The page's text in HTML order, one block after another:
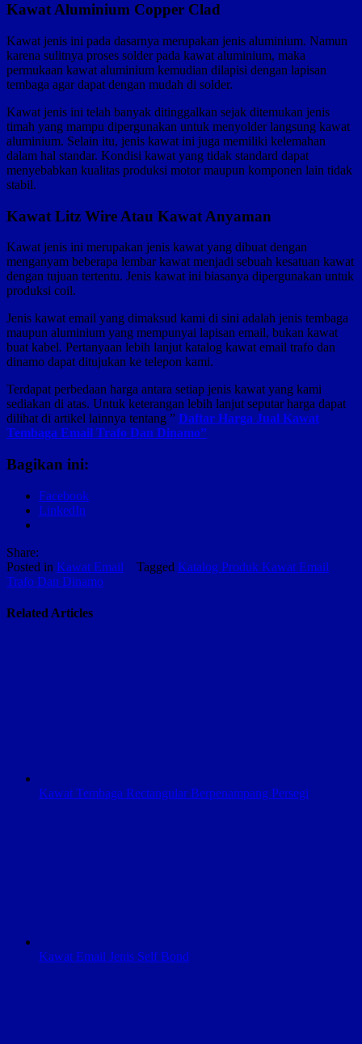
Kawat Aluminium Copper Clad
Kawat jenis ini pada dasarnya merupakan jenis aluminium. Namun
karena sulitnya proses solder pada kawat aluminium, maka
permukaan kawat aluminium kemudian dilapisi dengan lapisan
tembaga agar dapat dengan mudah di solder.
Kawat jenis ini telah banyak ditinggalkan sejak ditemukan jenis
timah yang mampu dipergunakan untuk menyolder langsung kawat
aluminium. Selain itu, jenis kawat ini juga memiliki kelemahan
dalam hal standar. Kondisi kawat yang tidak standard dapat
menyebabkan kualitas produksi motor maupun komponen lain tidak
stabil.
Kawat Litz Wire Atau Kawat Anyaman
Kawat jenis ini merupakan jenis kawat yang dibuat dengan
menganyam beberapa lembar kawat menjadi sebuah kesatuan kawat
dengan tujuan tertentu. Jenis kawat ini biasanya dipergunakan untuk
produksi coil.
Jenis kawat email yang dimaksud kami di sini adalah jenis tembaga
maupun aluminium yang mempunyai lapisan email, bukan kawat
buat kabel. Pertanyaan lebih lanjut katalog kawat email trafo dan
dinamo dapat ditujukan ke telepon kami.
Terdapat perbedaan harga antara setiap jenis kawat yang kami
sediakan di atas. Untuk keterangan lebih lanjut seputar harga dapat
dilihat di artikel lainnya tentang ” Daftar Harga Jual Kawat
Tembaga Email Trafo Dan Dinamo”
Bagikan ini:
Facebook
LinkedIn
Share:
Posted in Kawat Email Tagged Katalog Produk Kawat Email
Trafo Dan Dinamo
Related Articles
Kawat Tembaga Rectangular Berpenampang Persegi
Kawat Email Jenis Self Bond